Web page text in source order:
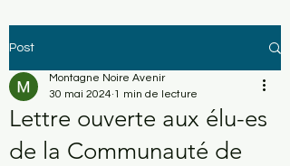
Post
Lettre ouverte aux élu-es
de la Communauté de
Montagne Noire Avenir
30 mai 2024 1 min de lecture